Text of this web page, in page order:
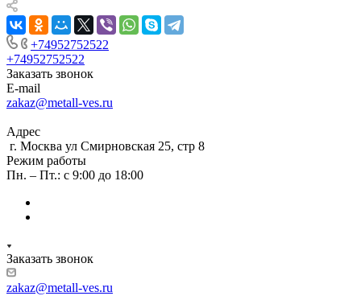
+74952752522
+74952752522
Заказать звонок
E-mail
zakaz@metall-ves.ru
Адрес
г. Москва ул Смирновская 25, стр 8
Режим работы
Пн. – Пт.: с 9:00 до 18:00
Заказать звонок
zakaz@metall-ves.ru